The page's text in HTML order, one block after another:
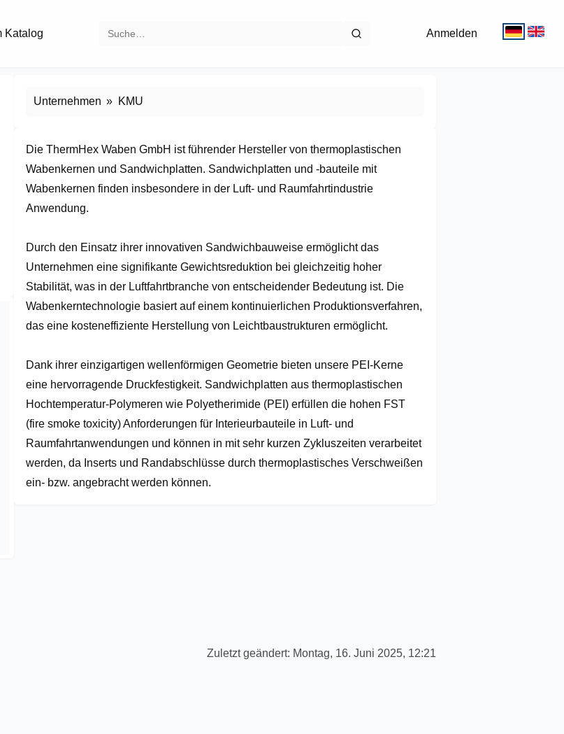
Katalog Anmelden
Unternehmen KMU
Die ThermHex Waben GmbH ist führender Hersteller von thermoplastischen
Wabenkernen und Sandwichplatten. Sandwichplatten und -bauteile mit
Wabenkernen finden insbesondere in der Luft- und Raumfahrtindustrie
Anwendung.
Durch den Einsatz ihrer innovativen Sandwichbauweise ermöglicht das
Unternehmen eine signifikante Gewichtsreduktion bei gleichzeitig hoher
Stabilität, was in der Luftfahrtbranche von entscheidender Bedeutung ist. Die
Wabenkerntechnologie basiert auf einem kontinuierlichen Produktionsverfahren,
das eine kosteneffiziente Herstellung von Leichtbaustrukturen ermöglicht.
Dank ihrer einzigartigen wellenförmigen Geometrie bieten unsere PEI-Kerne
eine hervorragende Druckfestigkeit. Sandwichplatten aus thermoplastischen
Hochtemperatur-Polymeren wie Polyetherimide (PEI) erfüllen die hohen FST
(fire smoke toxicity) Anforderungen für Interieurbauteile in Luft- und
Raumfahrtanwendungen und können in mit sehr kurzen Zykluszeiten verarbeitet
werden, da Inserts und Randabschlüsse durch thermoplastisches Verschweißen
ein- bzw. angebracht werden können.
Zuletzt geändert: Montag, 16. Juni 2025, 12:21